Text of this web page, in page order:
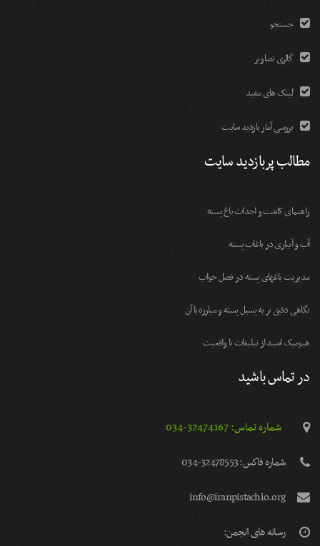
جستجو
گالری تصاویر
لینک های مفید
بررسی آمار بازدید سایت
مطالب پربازدید سایت
راهنمای کاشت و احداث باغ پسته
آب و آبیاری در باغات پسته
مديريت باغهای پسته در فصل خواب
نگاهی دقیق تر به پسیل پسته و مبارزه با آن
هیومیک اسید از تبلیغات تا واقعیت
در تماس باشید
شماره تماس: 32474167-034
شماره فاكس: 32478553-034
info@iranpistachio.org
رسانه های انجمن: